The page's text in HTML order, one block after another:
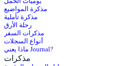
مذكرة المواضيع
مذكرة تأملية
رحلة الأرق
مذكرات السفر
أنواع السجلات
ماذا يعني Journal?
مذكرات